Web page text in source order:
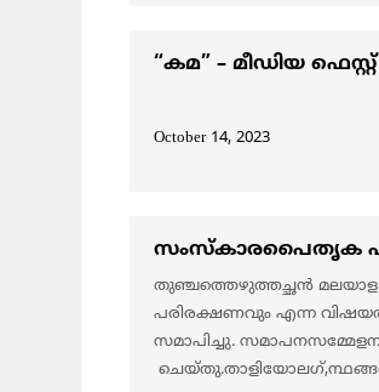
“കമ” – മീഡിയ ഫെസ്റ്റ്
October 14, 2023
സംസ്കാരപൈതൃക
തുഞ്ചത്തെഴുത്തച്ഛൻ
പരിരക്ഷണവും എന്ന
സമാപിച്ചു.